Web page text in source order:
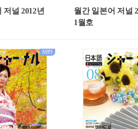
널 2012년
월간 일본어 저널
1월호
MP3